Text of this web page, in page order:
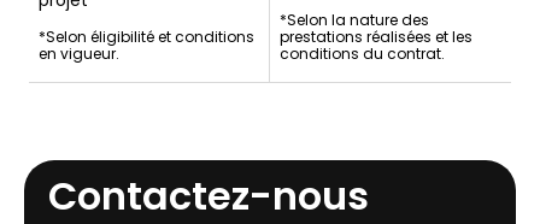
*Selon éligibilité et conditions
en vigueur.
*Selon la nature des
prestations réalisées et les
conditions du contrat.
Contactez-nous